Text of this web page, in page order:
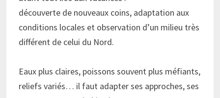
découverte de nouveaux coins, adaptation aux
conditions locales et observation d’un milieu très
différent de celui du Nord.
Eaux plus claires, poissons souvent plus méfiants,
reliefs variés… il faut adapter ses approches, ses